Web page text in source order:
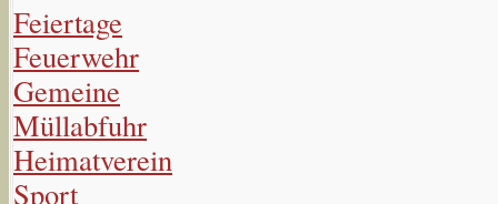
Feiertage
Feuerwehr
Gemeine
Müllabfuhr
Heimatverein
Sport